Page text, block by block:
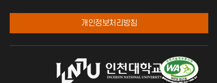
개인정보처리방침